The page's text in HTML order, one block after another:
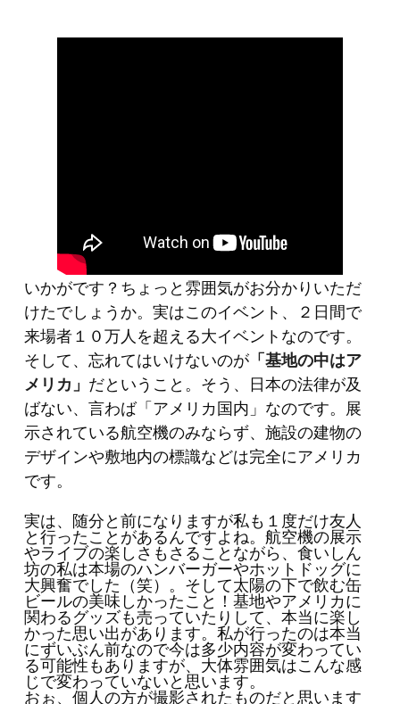
いかがです？ちょっと雰囲気がお分かりいただ
けたでしょうか。実はこのイベント、２日間で
来場者１０万人を超える大イベントなのです。
そして、忘れてはいけないのが「基地の中はア
メリカ」 だということ。そう、日本の法律が及
ばない、言わば「アメリカ国内」なのです。展
示されている航空機のみならず、施設の建物の
デザインや敷地内の標識などは完全にアメリカ
です。
実は、随分と前になりますが私も１度だけ友人
と行ったことがあるんですよね。航空機の展示
やライブの楽しさもさることながら、食いしん
坊の私は本場のハンバーガーやホットドッグに
大興奮でした（笑）。そして太陽の下で飲む缶
ビールの美味しかったこと！基地やアメリカに
関わるグッズも売っていたりして、本当に楽し
かった思い出があります。私が行ったのは本当
にずいぶん前なので今は多少内容が変わってい
る可能性もありますが、大体雰囲気はこんな感
じで変わっていないと思います。
おぉ、個人の方が撮影されたものだと思います